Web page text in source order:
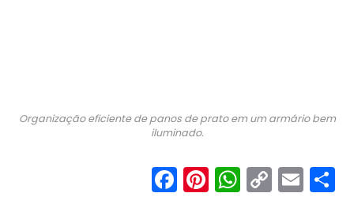
Organização eficiente de panos de prato em um armário bem
iluminado.
Facebook
Pinterest
Copy